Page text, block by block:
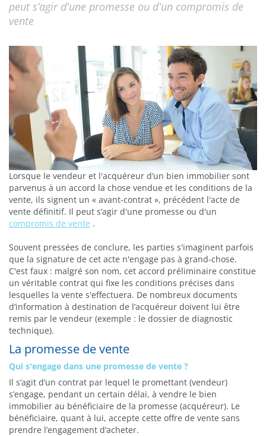
peut s’agir d'une promesse ou d'un compromis de
vente
Lorsque le vendeur et l'acquéreur d’un bien immobilier sont
parvenus à un accord la chose vendue et les conditions de la
vente, ils signent un « avant-contrat », précédent l'acte de
vente définitif. Il peut s’agir d'une promesse ou d'un
compromis de vente .
Souvent pressées de conclure, les parties s'imaginent parfois
que la signature de cet acte n'engage pas à grand-chose.
C'est faux : malgré son nom, cet accord préliminaire constitue
un véritable contrat qui fixe les conditions précises dans
lesquelles la vente s'effectuera. De nombreux documents
d’information à destination de l’acquéreur doivent lui être
remis par le vendeur (exemple : le dossier de diagnostic
technique).
La promesse de vente
Qui s'engage dans une promesse de vente ?
Il s’agit d’un contrat par lequel le promettant (vendeur)
s’engage, pendant un certain délai, à vendre le bien
immobilier au bénéficiaire de la promesse (acquéreur). Le
bénéficiaire, quant à lui, accepte cette offre de vente sans
prendre l’engagement d’acheter.